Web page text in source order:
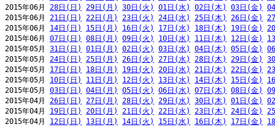
2015年06月 28日(日) 29日(月) 30日(火) 01日(水) 02日(木) 03日(金)
2015年06月 21日(日) 22日(月) 23日(火) 24日(水) 25日(木) 26日(金)
2015年06月 14日(日) 15日(月) 16日(火) 17日(水) 18日(木) 19日(金)
2015年06月 07日(日) 08日(月) 09日(火) 10日(水) 11日(木) 12日(金)
2015年05月 31日(日) 01日(月) 02日(火) 03日(水) 04日(木) 05日(金)
2015年05月 24日(日) 25日(月) 26日(火) 27日(水) 28日(木) 29日(金)
2015年05月 17日(日) 18日(月) 19日(火) 20日(水) 21日(木) 22日(金)
2015年05月 10日(日) 11日(月) 12日(火) 13日(水) 14日(木) 15日(金)
2015年05月 03日(日) 04日(月) 05日(火) 06日(水) 07日(木) 08日(金)
2015年04月 26日(日) 27日(月) 28日(火) 29日(水) 30日(木) 01日(金)
2015年04月 19日(日) 20日(月) 21日(火) 22日(水) 23日(木) 24日(金)
2015年04月 12日(日) 13日(月) 14日(火) 15日(水) 16日(木) 17日(金)